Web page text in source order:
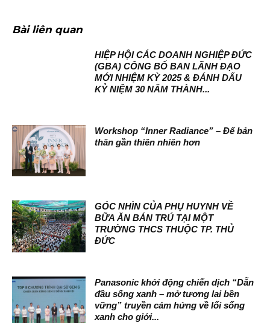
Bài liên quan
HIỆP HỘI CÁC DOANH NGHIỆP ĐỨC
(GBA) CÔNG BỐ BAN LÃNH ĐẠO
MỚI NHIỆM KỲ 2025 & ĐÁNH DẤU
KỶ NIỆM 30 NĂM THÀNH...
Workshop “Inner Radiance” – Để bản
thân gần thiên nhiên hơn
GÓC NHÌN CỦA PHỤ HUYNH VỀ
BỮA ĂN BÁN TRÚ TẠI MỘT
TRƯỜNG THCS THUỘC TP. THỦ
ĐỨC
Panasonic khởi động chiến dịch “Dẫn
đầu sống xanh – mở tương lai bền
vững” truyền cảm hứng về lối sống
xanh cho giới...